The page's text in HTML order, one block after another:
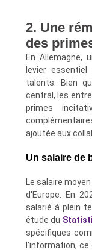
2. Une
des
En Allemagne,
levier
talents. Bien
central, les
primes
ajoutée aux
Un salaire de
Le salaire
d'Europe. En
salarié à plein
étude du
spécifiques
l’information,